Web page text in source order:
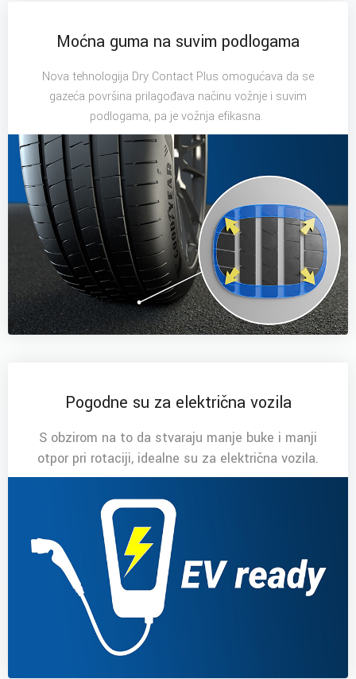
Moćna guma na suvim podlogama
Nova tehnologija Dry Contact Plus omogućava da se
gazeća površina prilagođava načinu vožnje i suvim
podlogama, pa je vožnja efikasna.
Pogodne su za električna vozila
S obzirom na to da stvaraju manje buke i manji
otpor pri rotaciji, idealne su za električna vozila.